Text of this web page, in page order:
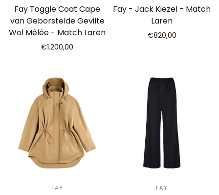
Fay Toggle Coat Cape
van Geborstelde Gevilte
Wol Mêlée - Match Laren
€1.200,00
Fay - Jack Kiezel - Match
Laren
€820,00
FAY FAY